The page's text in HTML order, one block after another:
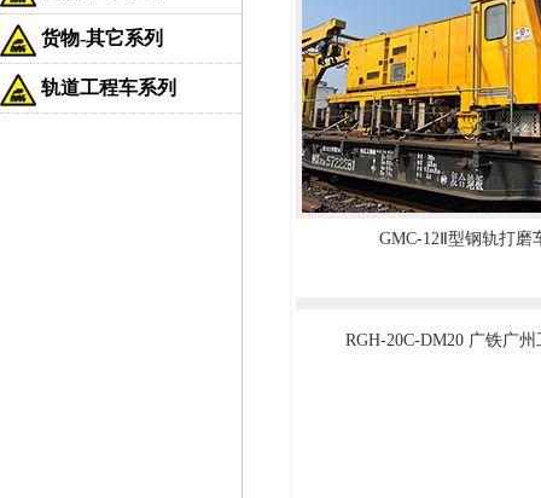
货物-其它系列
轨道工程车系列
GMC-12Ⅱ型钢轨打磨
RGH-20C-DM20 广铁广